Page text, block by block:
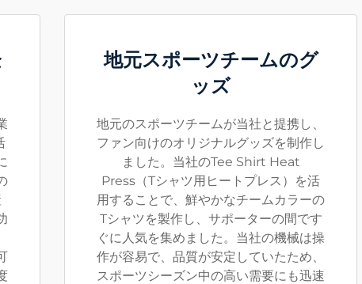
地元スポーツチームのグ
ッズ
地元のスポーツチームが当社と提携し、
ファン向けのオリジナルグッズを制作し
ました。当社のTee Shirt Heat
Press（Tシャツ用ヒートプレス）を活
用することで、鮮やかなチームカラーの
Tシャツを製作し、サポーターの間です
ぐに人気を集めました。当社の機械は操
作が容易で、品質が安定していたため、
スポーツシーズン中の高い需要にも迅速